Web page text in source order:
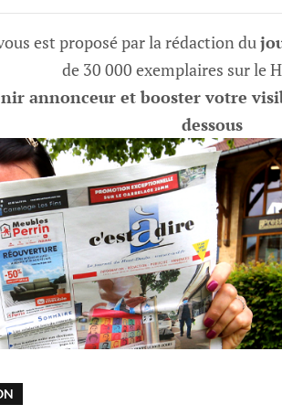
est proposé par la rédaction du
de 30 000 exemplaires sur le
annonceur et booster votre
dessous